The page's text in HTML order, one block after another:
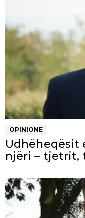
OPINIONE
Udhëheqësit
njëri – tjetrit,